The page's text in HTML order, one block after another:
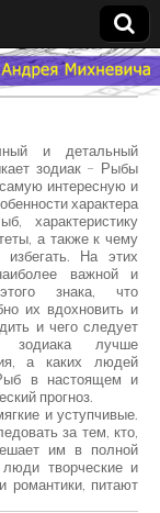
и детальный
зодиак – Рыбы
интересную и
характера
характеристику
а также к чему
На этих
важной и
знака, что
их вдохновить и
и чего следует
лучше
а каких людей
в настоящем и
прогноз.
и уступчивые.
за тем, кто,
им в полной
творческие и
романтики, питают